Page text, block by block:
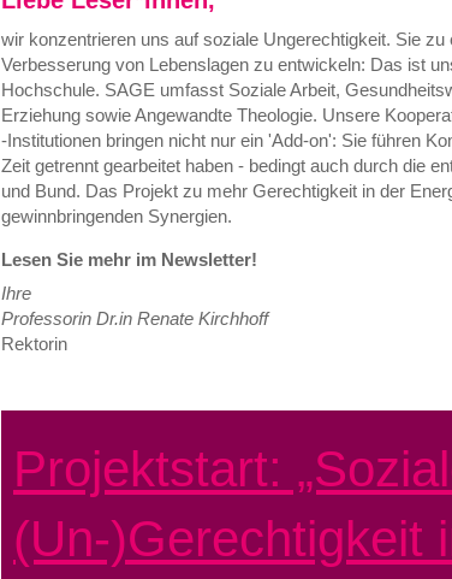
wir konzentrieren uns auf soziale Ungerechtigkeit. Sie
Verbesserung von Lebenslagen zu entwickeln: Das ist
Hochschule. SAGE umfasst Soziale Arbeit,
Erziehung sowie Angewandte Theologie. Unsere
-Institutionen bringen nicht nur ein 'Add-on': Sie führen
Zeit getrennt gearbeitet haben - bedingt auch durch die
und Bund. Das Projekt zu mehr Gerechtigkeit in der
gewinnbringenden Synergien.
Lesen Sie mehr im Newsletter!
Ihre
Professorin Dr.in Renate Kirchhoff
Rektorin
Projektstart:
(Un-)Gerechtigkeit